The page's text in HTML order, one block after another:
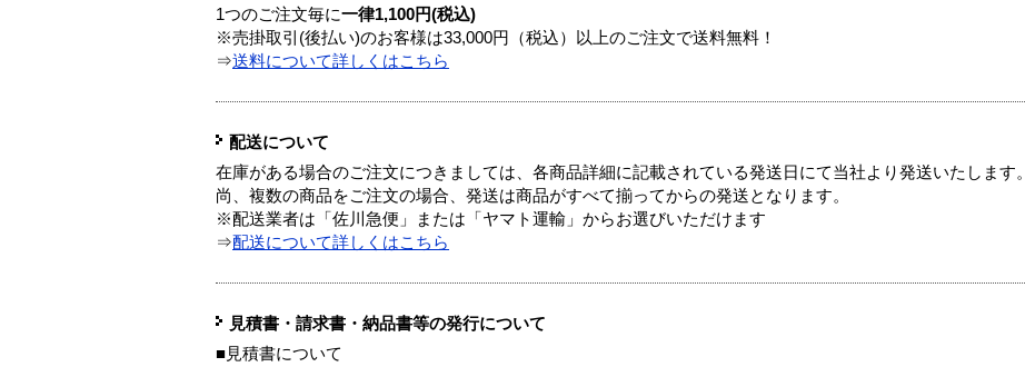
1つのご注文毎に一律1,100円(税込)
※売掛取引(後払い)のお客様は33,000円（税込）以上のご注文で送料無料！
⇒送料について詳しくはこちら
配送について
在庫がある場合のご注文につきましては、各商品詳細に記載されている発送日にて当社より発送いたします。
尚、複数の商品をご注文の場合、発送は商品がすべて揃ってからの発送となります。
※配送業者は「佐川急便」または「ヤマト運輸」からお選びいただけます
⇒配送について詳しくはこちら
見積書・請求書・納品書等の発行について
■見積書について